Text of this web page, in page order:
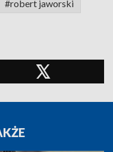
#robert jaworski